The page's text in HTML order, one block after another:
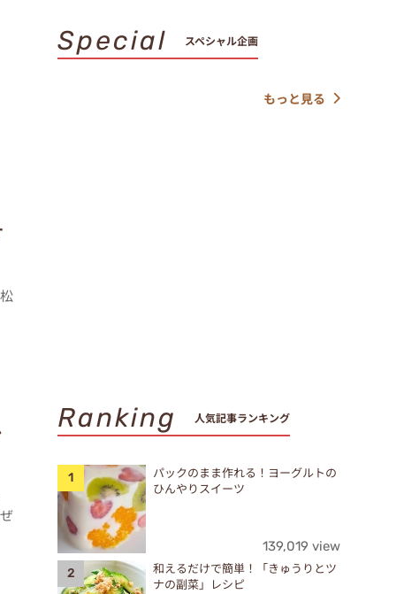
Special スペシャル企画
もっと見る
Ranking 人気記事ランキング
パックのまま作れる！ヨーグルトの
ひんやりスイーツ
139,019 view
和えるだけで簡単！「きゅうりとツ
ナの副菜」レシピ